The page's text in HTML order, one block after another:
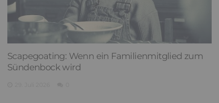
Scapegoating: Wenn ein Familienmitglied zum
Sündenbock wird